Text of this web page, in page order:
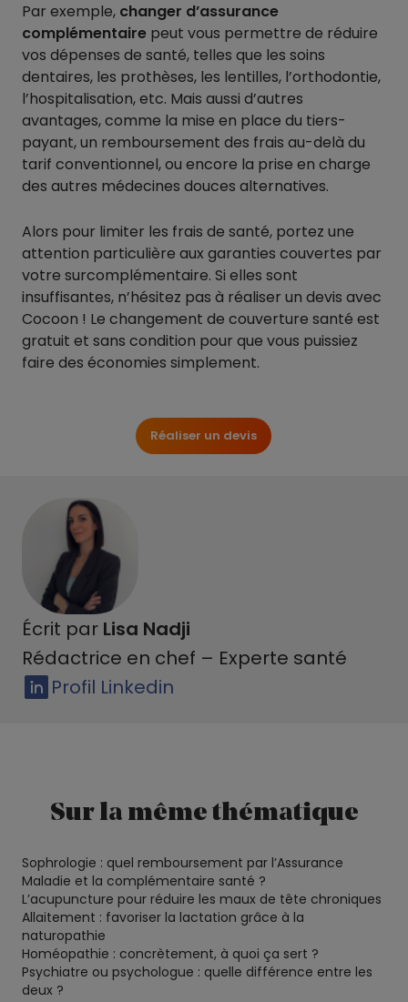
Par exemple, changer d’assurance
complémentaire peut vous permettre de réduire
vos dépenses de santé, telles que les soins
dentaires, les prothèses, les lentilles, l’orthodontie,
l’hospitalisation, etc. Mais aussi d’autres
avantages, comme la mise en place du tiers-
payant, un remboursement des frais au-delà du
tarif conventionnel, ou encore la prise en charge
des autres médecines douces alternatives.
Alors pour limiter les frais de santé, portez une
attention particulière aux garanties couvertes par
votre surcomplémentaire. Si elles sont
insuffisantes, n’hésitez pas à réaliser un devis avec
Cocoon ! Le changement de couverture santé est
gratuit et sans condition pour que vous puissiez
faire des économies simplement.
Réaliser un devis
Écrit par Lisa Nadji
Rédactrice en chef – Experte santé
Profil Linkedin
Sur la même thématique
Sophrologie : quel remboursement par l’Assurance
Maladie et la complémentaire santé ?
L’acupuncture pour réduire les maux de tête chroniques
Allaitement : favoriser la lactation grâce à la
naturopathie
Homéopathie : concrètement, à quoi ça sert ?
Psychiatre ou psychologue : quelle différence entre les
deux ?